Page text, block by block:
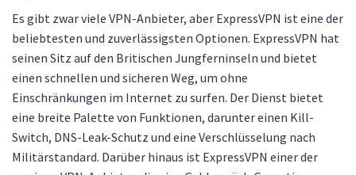
Es gibt zwar viele VPN-Anbieter, aber ExpressVPN ist eine der
beliebtesten und zuverlässigsten Optionen. ExpressVPN hat
seinen Sitz auf den Britischen Jungferninseln und bietet
einen schnellen und sicheren Weg, um ohne
Einschränkungen im Internet zu surfen. Der Dienst bietet
eine breite Palette von Funktionen, darunter einen Kill-
Switch, DNS-Leak-Schutz und eine Verschlüsselung nach
Militärstandard. Darüber hinaus ist ExpressVPN einer der